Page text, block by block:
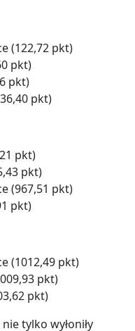
(122,72 pkt)
pkt)
pkt)
pkt)
pkt)
pkt)
(967,51 pkt)
pkt)
(1012,49 pkt)
pkt)
pkt)
tylko wyłoniły